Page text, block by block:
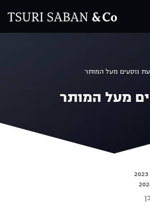
נוסעים מעל המותר
מעל המותר